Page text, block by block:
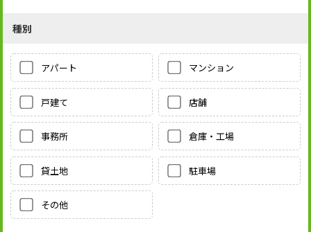
種別
アパート マンション
戸建て 店舗
事務所 倉庫・工場
貸土地 駐車場
その他